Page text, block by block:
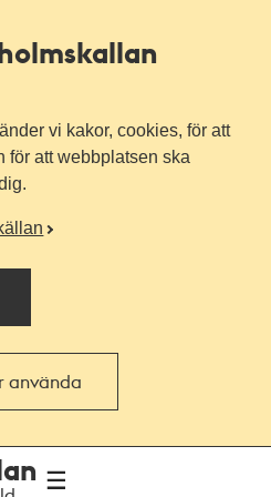
vi kakor, cookies, för att
för att webbplatsen ska
använda